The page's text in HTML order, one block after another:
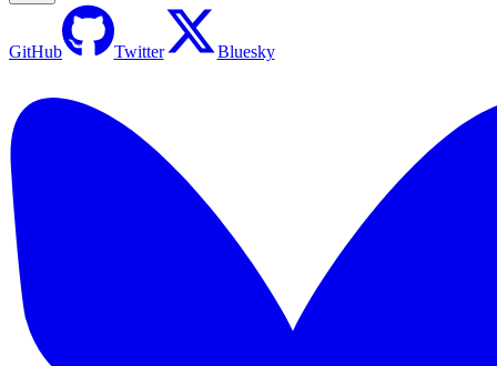
GitHub Twitter Bluesky